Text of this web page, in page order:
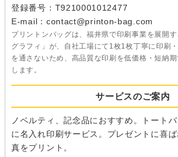
登録番号：T9210001012477
E-mail：contact@printon-bag.com
プリントンバッグは、福井県で印刷事業を展開
グラフィ」が、自社工場にて1枚1枚丁寧に印刷
を通さないため、高品質な印刷を低価格・短納
します。
サービスのご案内
ノベルティ、記念品におすすめ。トート
に名入れ印刷サービス。プレゼントに喜
真をプリント。